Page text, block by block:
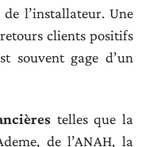
l’installateur. Une
clients positifs
souvent gage d’un
telles que la
de l’ANAH, la